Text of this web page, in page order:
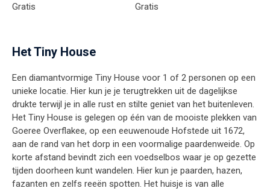
Gratis
Gratis
Het Tiny House
Een diamantvormige Tiny House voor 1 of 2 personen op een
unieke locatie. Hier kun je je terugtrekken uit de dagelijkse
drukte terwijl je in alle rust en stilte geniet van het buitenleven.
Het Tiny House is gelegen op één van de mooiste plekken van
Goeree Overflakee, op een eeuwenoude Hofstede uit 1672,
aan de rand van het dorp in een voormalige paardenweide. Op
korte afstand bevindt zich een voedselbos waar je op gezette
tijden doorheen kunt wandelen. Hier kun je paarden, hazen,
fazanten en zelfs reeën spotten. Het huisje is van alle